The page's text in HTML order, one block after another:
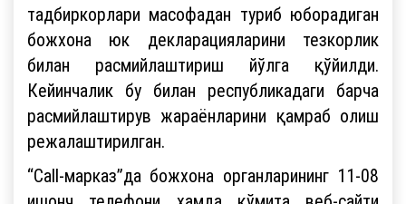
тадбиркорлари масофадан туриб юборадиган
божхона юк декларацияларини тезкорлик
билан расмийлаштириш йўлга қўйилди.
Кейинчалик бу билан республикадаги барча
расмийлаштирув жараёнларини қамраб олиш
режалаштирилган.
“Call-марказ”да божхона органларининг 11-08